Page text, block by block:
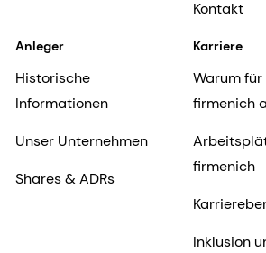
Kontakt
Anleger
Historische
Informationen
Unser Unternehmen
Shares & ADRs
Karriere
Warum
firmenich
firmenich
Inklusion